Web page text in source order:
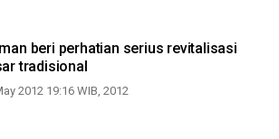
beri perhatian serius revitalisasi
tradisional
2012 19:16 WIB, 2012